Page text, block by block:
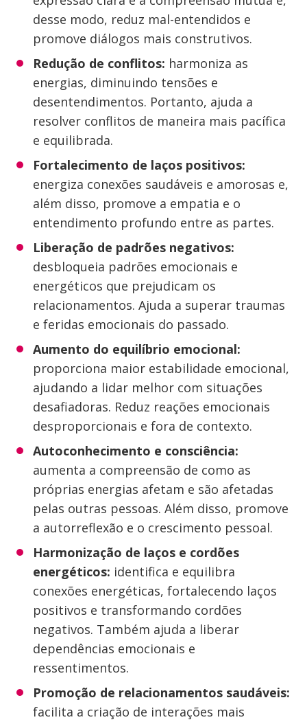
desse modo, reduz mal-entendidos e
promove diálogos mais construtivos.
Redução de conflitos: harmoniza as
energias, diminuindo tensões e
desentendimentos. Portanto, ajuda a
resolver conflitos de maneira mais pacífica
e equilibrada.
Fortalecimento de laços positivos:
energiza conexões saudáveis e amorosas e,
além disso, promove a empatia e o
entendimento profundo entre as partes.
Liberação de padrões negativos:
desbloqueia padrões emocionais e
energéticos que prejudicam os
relacionamentos. Ajuda a superar traumas
e feridas emocionais do passado.
Aumento do equilíbrio emocional:
proporciona maior estabilidade emocional,
ajudando a lidar melhor com situações
desafiadoras. Reduz reações emocionais
desproporcionais e fora de contexto.
Autoconhecimento e consciência:
aumenta a compreensão de como as
próprias energias afetam e são afetadas
pelas outras pessoas. Além disso, promove
a autorreflexão e o crescimento pessoal.
Harmonização de laços e cordões
energéticos: identifica e equilibra
conexões energéticas, fortalecendo laços
positivos e transformando cordões
negativos. Também ajuda a liberar
dependências emocionais e
ressentimentos.
Promoção de relacionamentos saudáveis:
facilita a criação de interações mais